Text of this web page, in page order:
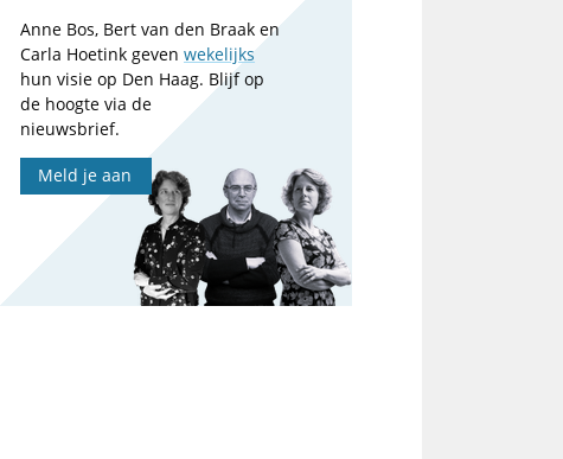
Anne Bos, Bert van den Braak en
Carla Hoetink gevenwekelijks
hun visie op Den Haag. Blijf op
de hoogte via de
nieuwsbrief.
Meld je aan